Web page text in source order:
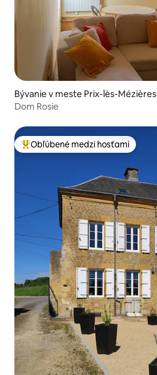
Bývanie v meste Prix-lès-Mézières
Dom Rosie
Najobľúbenejšie medzi hosťami
Obľúbené medzi hosťami